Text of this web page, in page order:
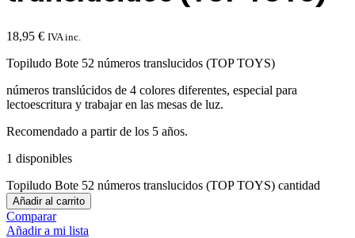
18,95 € IVA inc.
Topiludo Bote 52 números translucidos (TOP TOYS)
números translúcidos de 4 colores diferentes, especial para
lectoescritura y trabajar en las mesas de luz.
Recomendado a partir de los 5 años.
1 disponibles
Topiludo Bote 52 números translucidos (TOP TOYS) cantidad
Añadir al carrito
Comparar
Añadir a mi lista